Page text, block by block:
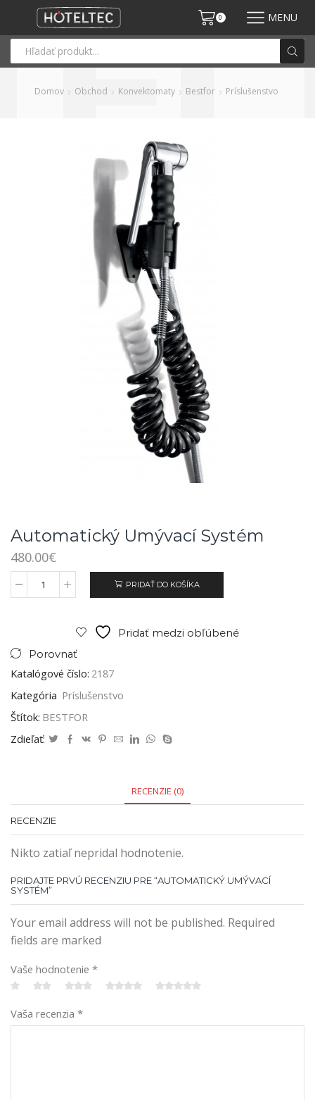
0 MENU
Domov Obchod Konvektomaty Bestfor Príslušenstvo
Automatický Umývací Systém
480.00€
PRIDAŤ DO KOŠÍKA
Pridať medzi obľúbené
Porovnať
Katalógové číslo: 2187
Kategória Príslušenstvo
Štítok: BESTFOR
Zdieľať:
RECENZIE (0)
RECENZIE
Nikto zatiaľ nepridal hodnotenie.
PRIDAJTE PRVÚ RECENZIU PRE “AUTOMATICKÝ UMÝVACÍ
SYSTÉM”
Your email address will not be published. Required
fields are marked
Vaše hodnotenie *
Vaša recenzia *